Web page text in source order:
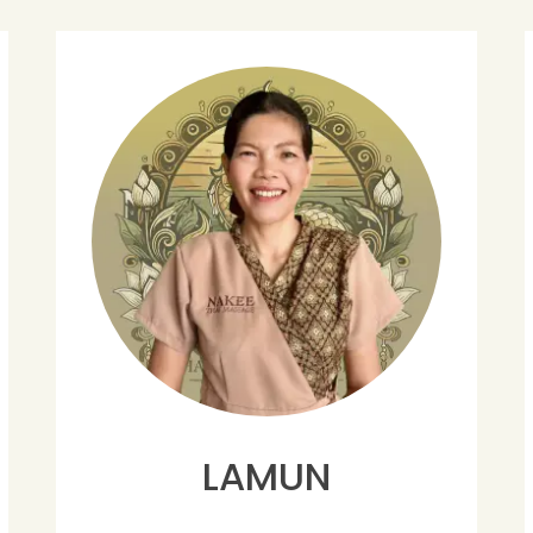
LAMUN